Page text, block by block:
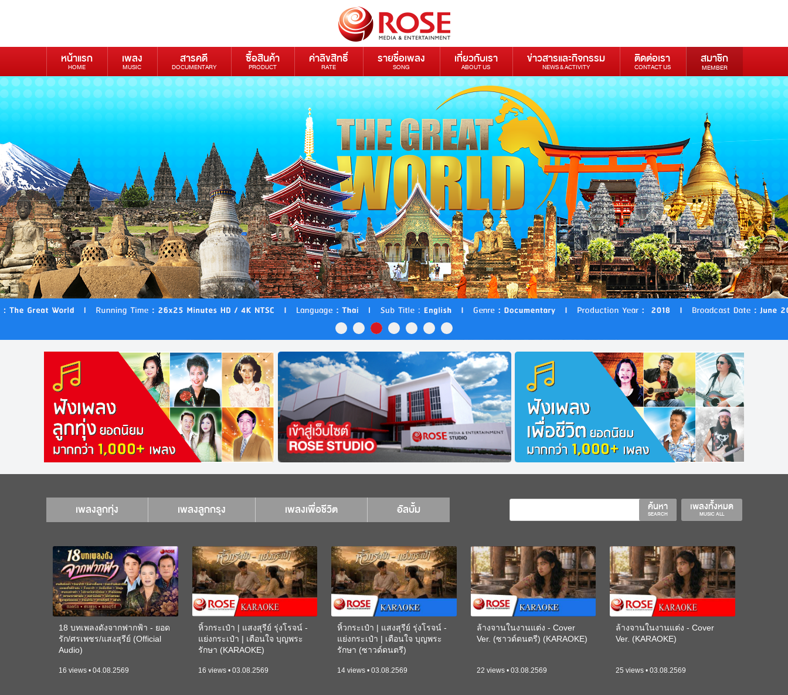
หน้าแรก
HOME
เพลง
MUSIC
สารคดี
DOCUMENTARY
ซื้อสินค้า
PRODUCT
ค่าลิขสิทธิ์
RATE
รายชื่อเพลง
SONG
เกี่ยวกับเรา
ABOUT US
ข่าวสารและกิจกรรม
NEWS & ACTIVITY
ติดต่อเรา
CONTACT US
สมาชิก
MEMBER
เพลงลูกทุ่ง เพลงลูกกรุง เพลงเพื่อชีวิต อัลบั้ม เพลงทั้งหมด
MUSIC ALL
ค้นหา
SEARCH
18 บทเพลงดังจากฟากฟ้า - ยอด
รัก/ศรเพชร/แสงสุรีย์ (Official
Audio)
16 views • 04.08.2569
หิ้วกระเป๋า | แสงสุรีย์ รุ่งโรจน์ -
แย่งกระเป๋า | เตือนใจ บุญพระ
รักษา (KARAOKE)
16 views • 03.08.2569
หิ้วกระเป๋า | แสงสุรีย์ รุ่งโรจน์ -
แย่งกระเป๋า | เตือนใจ บุญพระ
รักษา (ซาวด์ดนตรี)
14 views • 03.08.2569
ล้างจานในงานแต่ง - Cover
Ver. (ซาวด์ดนตรี) (KARAOKE)
22 views • 03.08.2569
ล้างจานในงานแต่ง - Cover
Ver. (KARAOKE)
25 views • 03.08.2569